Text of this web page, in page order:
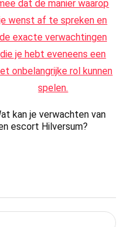
kan je verwachten van
escort Hilversum?